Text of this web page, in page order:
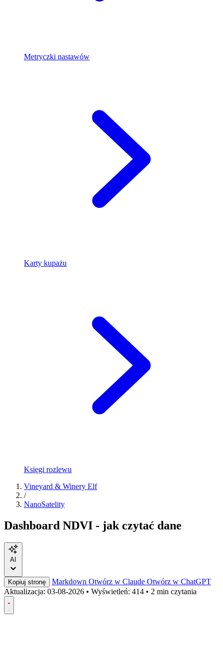
Metryczki nastawów
Karty kupażu
Księgi rozlewu
Vineyard & Winery Elf
/
NanoSatelity
Dashboard NDVI - jak czytać dane
AI
Kopiuj stronę Markdown Otwórz w Claude Otwórz w ChatGPT
Aktualizacja: 03-08-2026 • Wyświetleń: 414 • 2 min czytania